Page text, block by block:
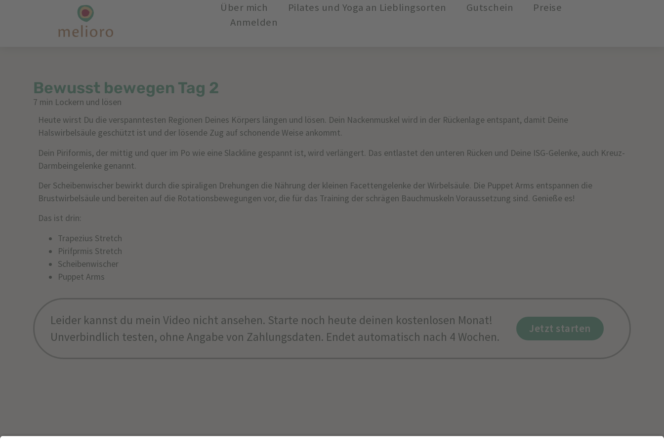
Über mich Pilates und Yoga an Lieblingsorten Gutschein
Preise
Anmelden
Bewusst bewegen Tag 2
7 min Lockern und lösen
Heute wirst Du die verspanntesten Regionen Deines Körpers längen und lösen. Dein Nackenmuskel wird in der Rückenlage entspant, damit Deine
Halswirbelsäule geschützt ist und der lösende Zug auf schonende Weise ankommt.
Dein Piriformis, der mittig und quer im Po wie eine Slackline gespannt ist, wird verlängert. Das entlastet den unteren Rücken und Deine ISG-Gelenke, auch Kreuz-
Darmbeingelenke genannt.
Der Scheibenwischer bewirkt durch die spiraligen Drehungen die Nährung der kleinen Facettengelenke der Wirbelsäule. Die Puppet Arms entspannen die
Brustwirbelsäule und bereiten auf die Rotationsbewegungen vor, die für das Training der schrägen Bauchmuskeln Voraussetzung sind. Genieße es!
Das ist drin:
Trapezius Stretch
Pirifprmis Stretch
Scheibenwischer
Puppet Arms
Leider kannst du mein Video nicht ansehen. Starte noch heute deinen kostenlosen Monat!
Unverbindlich testen, ohne Angabe von Zahlungsdaten. Endet automatisch nach 4 Wochen.
Jetzt starten